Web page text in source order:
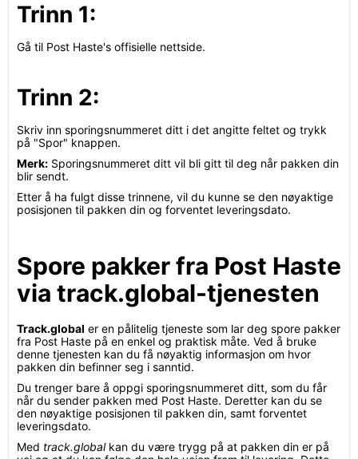
Trinn 1:
Gå til Post Haste's offisielle nettside.
Trinn 2:
Skriv inn sporingsnummeret ditt i det angitte feltet og trykk
på "Spor" knappen.
Merk: Sporingsnummeret ditt vil bli gitt til deg når pakken din
blir sendt.
Etter å ha fulgt disse trinnene, vil du kunne se den nøyaktige
posisjonen til pakken din og forventet leveringsdato.
Spore pakker fra Post Haste
via track.global-tjenesten
Track.global er en pålitelig tjeneste som lar deg spore pakker
fra Post Haste på en enkel og praktisk måte. Ved å bruke
denne tjenesten kan du få nøyaktig informasjon om hvor
pakken din befinner seg i sanntid.
Du trenger bare å oppgi sporingsnummeret ditt, som du får
når du sender pakken med Post Haste. Deretter kan du se
den nøyaktige posisjonen til pakken din, samt forventet
leveringsdato.
Med track.globalkan du være trygg på at pakken din er på